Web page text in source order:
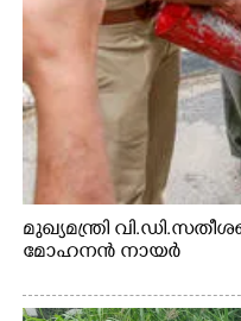
മുഖ്യമന്ത്രി
മോഹനൻ നായർ